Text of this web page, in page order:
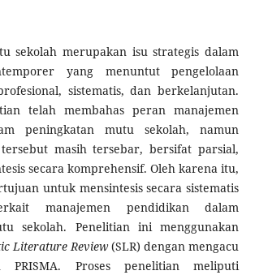
sekolah merupakan isu strategis dalam
yang menuntut pengelolaan
sistematis, dan berkelanjutan.
telah membahas peran manajemen
peningkatan mutu sekolah, namun
masih tersebar, bersifat parsial,
secara komprehensif. Oleh karena itu,
untuk mensintesis secara sistematis
manajemen pendidikan dalam
sekolah. Penelitian ini menggunakan
Literature Review(SLR) dengan mengacu
PRISMA. Proses penelitian meliputi